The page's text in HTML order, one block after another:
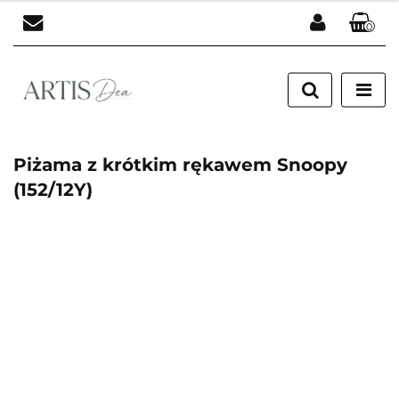
Zaloguj się
Zarejestruj się
0
Piżama z krótkim rękawem Snoopy
(152/12Y)